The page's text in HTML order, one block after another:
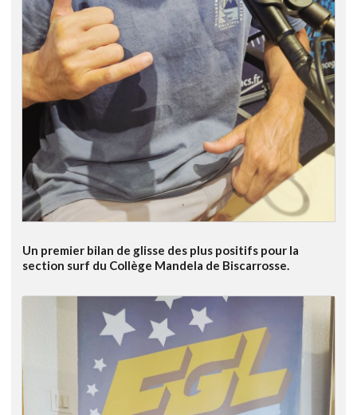
Un premier bilan de glisse des plus positifs pour la
section surf du Collège Mandela de Biscarrosse.